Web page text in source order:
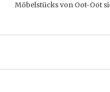
Möbelstücks von Oot-Oot